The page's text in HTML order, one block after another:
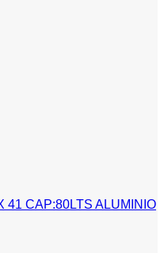
41 CAP:80LTS ALUMINIO